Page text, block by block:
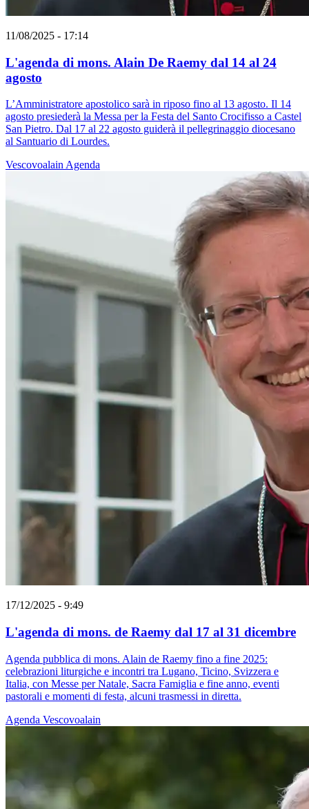
11/08/2025 - 17:14
L'agenda di mons. Alain De Raemy dal 14 al 24
agosto
L’Amministratore apostolico sarà in riposo fino al 13 agosto. Il 14
agosto presiederà la Messa per la Festa del Santo Crocifisso a Castel
San Pietro. Dal 17 al 22 agosto guiderà il pellegrinaggio diocesano
al Santuario di Lourdes.
Vescovoalain Agenda
17/12/2025 - 9:49
L'agenda di mons. de Raemy dal 17 al 31 dicembre
Agenda pubblica di mons. Alain de Raemy fino a fine 2025:
celebrazioni liturgiche e incontri tra Lugano, Ticino, Svizzera e
Italia, con Messe per Natale, Sacra Famiglia e fine anno, eventi
pastorali e momenti di festa, alcuni trasmessi in diretta.
Agenda Vescovoalain